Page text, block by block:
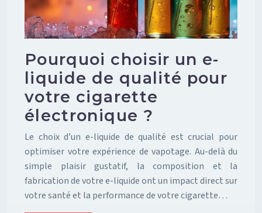
Pourquoi choisir un e-
liquide de qualité pour
votre cigarette
électronique ?
Le choix d’un e-liquide de qualité est crucial pour
optimiser votre expérience de vapotage. Au-delà du
simple plaisir gustatif, la composition et la
fabrication de votre e-liquide ont un impact direct sur
votre santé et la performance de votre cigarette…